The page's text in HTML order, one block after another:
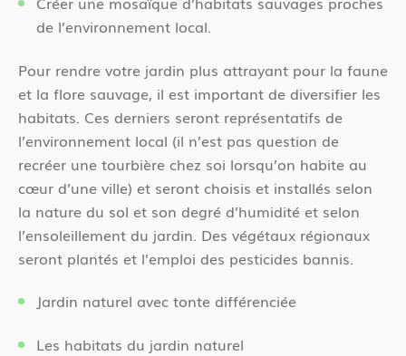
de l’environnement local.
Pour rendre votre jardin plus attrayant pour la faune
et la flore sauvage, il est important de diversifier les
habitats. Ces derniers seront représentatifs de
l’environnement local (il n’est pas question de
recréer une tourbière chez soi lorsqu’on habite au
cœur d’une ville) et seront choisis et installés selon
la nature du sol et son degré d’humidité et selon
l’ensoleillement du jardin. Des végétaux régionaux
seront plantés et l’emploi des pesticides bannis.
Jardin naturel avec tonte différenciée
Les habitats du jardin naturel